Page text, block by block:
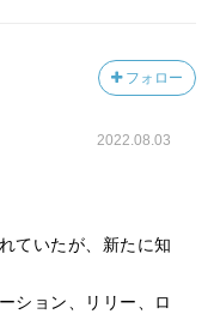
フォロー
2022.08.03
ていたが、新たに知
ション、リリー、ロ